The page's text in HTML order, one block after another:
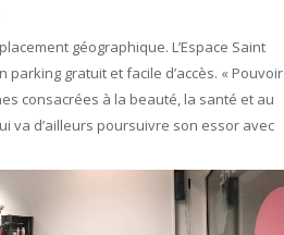
géographique. L’Espace Saint
gratuit et facile d’accès. « Pouvoir
consacrées à la beauté, la santé et au
va d’ailleurs poursuivre son essor avec